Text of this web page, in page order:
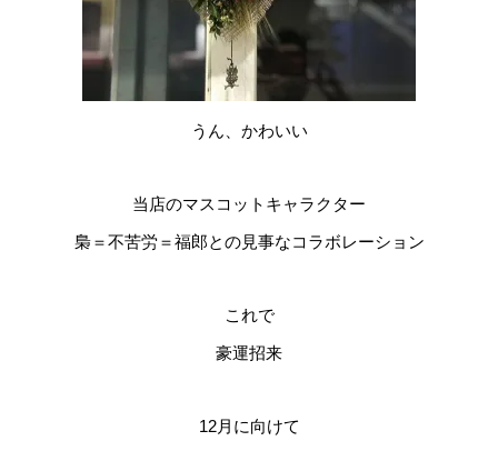
うん、かわいい
当店のマスコットキャラクター
梟＝不苦労＝福郎との見事なコラボレーション
これで
豪運招来
12月に向けて